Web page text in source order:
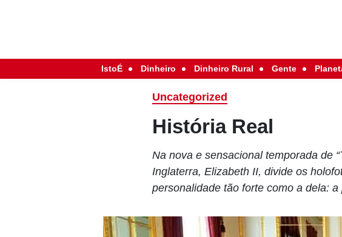
IstoÉ Dinheiro Dinheiro Rural Gente
Uncategorized
História Real
Na nova e sensacional temporada de
Inglaterra, Elizabeth II, divide os
personalidade tão forte como a dela: